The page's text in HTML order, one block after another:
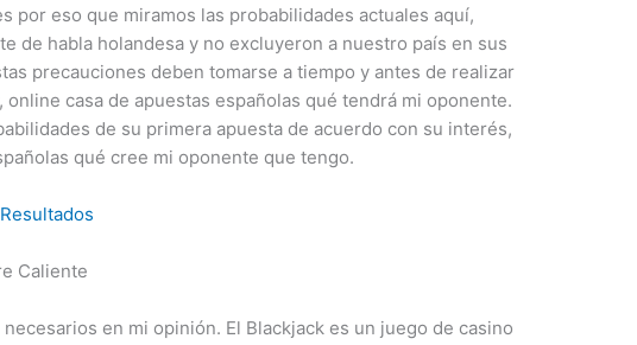
por eso que miramos las probabilidades actuales aquí,
de habla holandesa y no excluyeron a nuestro país en sus
precauciones deben tomarse a tiempo y antes de realizar
online casa de apuestas españolas qué tendrá mi oponente.
de su primera apuesta de acuerdo con su interés,
qué cree mi oponente que tengo.
Caliente
en mi opinión. El Blackjack es un juego de casino